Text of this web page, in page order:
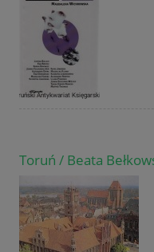
Toruń / Beata